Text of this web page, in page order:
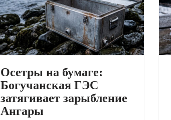
Осетры на бумаге:
Богучанская ГЭС
затягивает зарыбление
Ангары